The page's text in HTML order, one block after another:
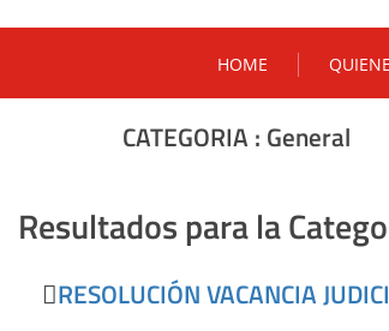
HOME
CATEGORIA : General
Resultados para la
RESOLUCIÓN VACANCIA